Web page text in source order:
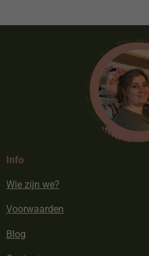
Info
Wie zijn we?
Voorwaarden
Blog